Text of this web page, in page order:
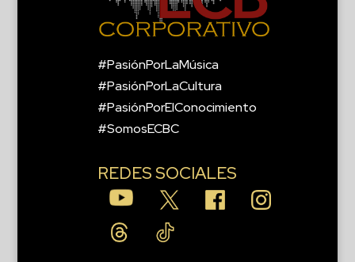
#PasiónPorLaMúsica
#PasiónPorLaCultura
#PasiónPorElConocimiento
#SomosECBC
REDES SOCIALES